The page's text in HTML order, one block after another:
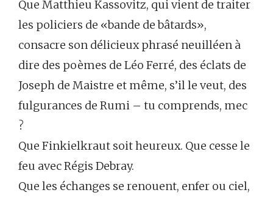
Que Matthieu Kassovitz, qui vient de traiter
les policiers de «bande de bâtards»,
consacre son délicieux phrasé neuilléen à
dire des poèmes de Léo Ferré, des éclats de
Joseph de Maistre et même, s’il le veut, des
fulgurances de Rumi – tu comprends, mec
?
Que Finkielkraut soit heureux. Que cesse le
feu avec Régis Debray.
Que les échanges se renouent, enfer ou ciel,